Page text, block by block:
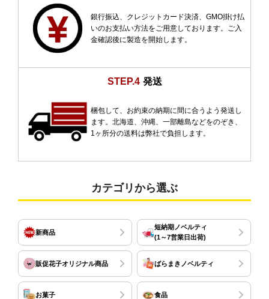
銀行振込、クレジットカード決済、GMO掛け払
いのお支払い方法をご用意しております。ご入
金確認後に製造を開始します。
STEP.4 発送
梱包して、お約束の納期に間に合うよう発送し
ます。北海道、沖縄、一部離島などをのぞき、
1ヶ所分の送料は弊社で負担します。
カテゴリから選ぶ
新商品
短納期ノベルティ
(1～7営業日出荷)
販促花子オリジナル商品 ばらまきノベルティ
お菓子 食品